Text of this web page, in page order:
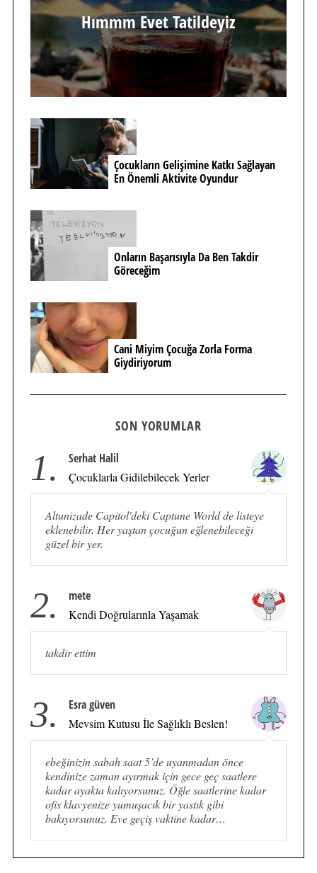
Hımmm Evet Tatildeyiz
Çocukların Gelişimine Katkı Sağlayan
En Önemli Aktivite Oyundur
Onların Başarısıyla Da Ben Takdir
Göreceğim
Cani Miyim Çocuğa Zorla Forma
Giydiriyorum
SON YORUMLAR
1. Serhat Halil
Çocuklarla Gidilebilecek Yerler
Altunizade Capitol'deki Captune World de listeye
eklenebilir. Her yaştan çocuğun eğlenebileceği
güzel bir yer.
2. mete
Kendi Doğrularınla Yaşamak
takdir ettim
3. Esra güven
Mevsim Kutusu İle Sağlıklı Beslen!
ebeğinizin sabah saat 5’de uyanmadan önce
kendinize zaman ayırmak için gece geç saatlere
kadar ayakta kalıyorsunuz. Öğle saatlerine kadar
ofis klavyenize yumuşacık bir yastık gibi
bakıyorsunuz. Eve geçiş vaktine kadar…